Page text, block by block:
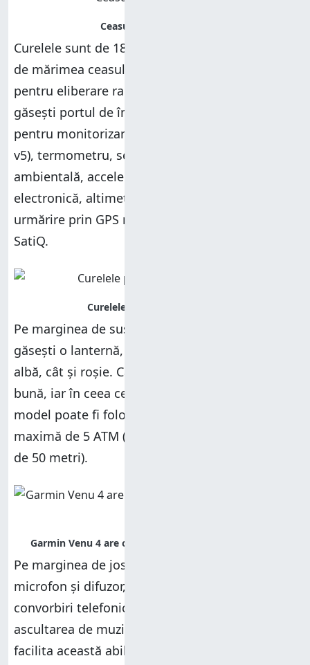
Curelele sunt de 18mm sau 22 mm, în funcție
de mărimea ceasului, și au un mecanism
pentru eliberare rapidă. Pe spatele ceasului
găsești portul de încărcare alături de senzorul
pentru monitorizare cardiacă (Garmin Elevate
v5), termometru, senzor pentru lumina
ambientală, accelerometru, giroscop, busolă
electronică, altimetru barometric și sistem de
urmărire prin GPS multiband, cu tehnologie
SatiQ.
Pe marginea de sus a ceasului Garmin Venu 4,
găsești o lanternă, care poate folosi atât lumină
albă, cât și roșie. Calitatea construcției este una
bună, iar în ceea ce privește rezistența, acest
model poate fi folosit la înot, la o presiune
maximă de 5 ATM (echivalentă cu o adâncime
de 50 metri).
Pe marginea de jos, găsești deschiderea pentru
microfon și difuzor, care pot fi folosite pentru
convorbiri telefonice, comenzi vocale și
ascultarea de muzică, inclusiv offline. Pentru a
facilita această abilitate, Garmin Venu 4 vine cu